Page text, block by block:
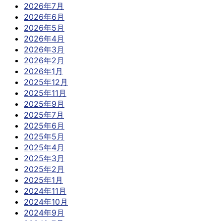
2026年7月
2026年6月
2026年5月
2026年4月
2026年3月
2026年2月
2026年1月
2025年12月
2025年11月
2025年9月
2025年7月
2025年6月
2025年5月
2025年4月
2025年3月
2025年2月
2025年1月
2024年11月
2024年10月
2024年9月